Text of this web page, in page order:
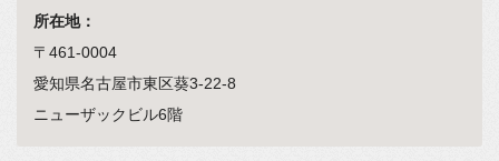
所在地：
〒461-0004
愛知県名古屋市東区葵3-22-8
ニューザックビル6階